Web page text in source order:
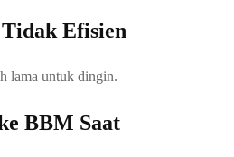
Efisien
lama untuk dingin.
BBM Saat